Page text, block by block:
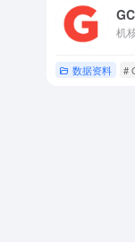
数据资料 #